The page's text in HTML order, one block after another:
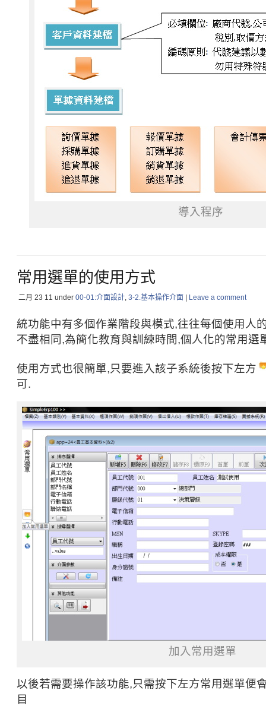
導入程序
常用選單的使用方式
二月 23 11 under 00-01:介面設計, 3-2.基本操作介面 Leave a comment
統功能中有多個作業階段與模式,往往每個使用人
不盡相同,為簡化教育與訓練時間,個人化的常用選
使用方式也很簡單,只要進入該子系統後按下左方
可.
加入常用選單
以後若需要操作該功能,只需按下左方常用選單便
目